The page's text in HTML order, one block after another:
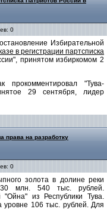
0
Избирательной
в регистрации партсписка
принятом избиркомом 2
прокомментировал "Тува-
29 сентября, лидер
права на разработку
0
золота в долине реки
млн. 540 тыс. рублей.
"Ойна" из Республики Тува.
уровне 106 тыс. рублей. Для